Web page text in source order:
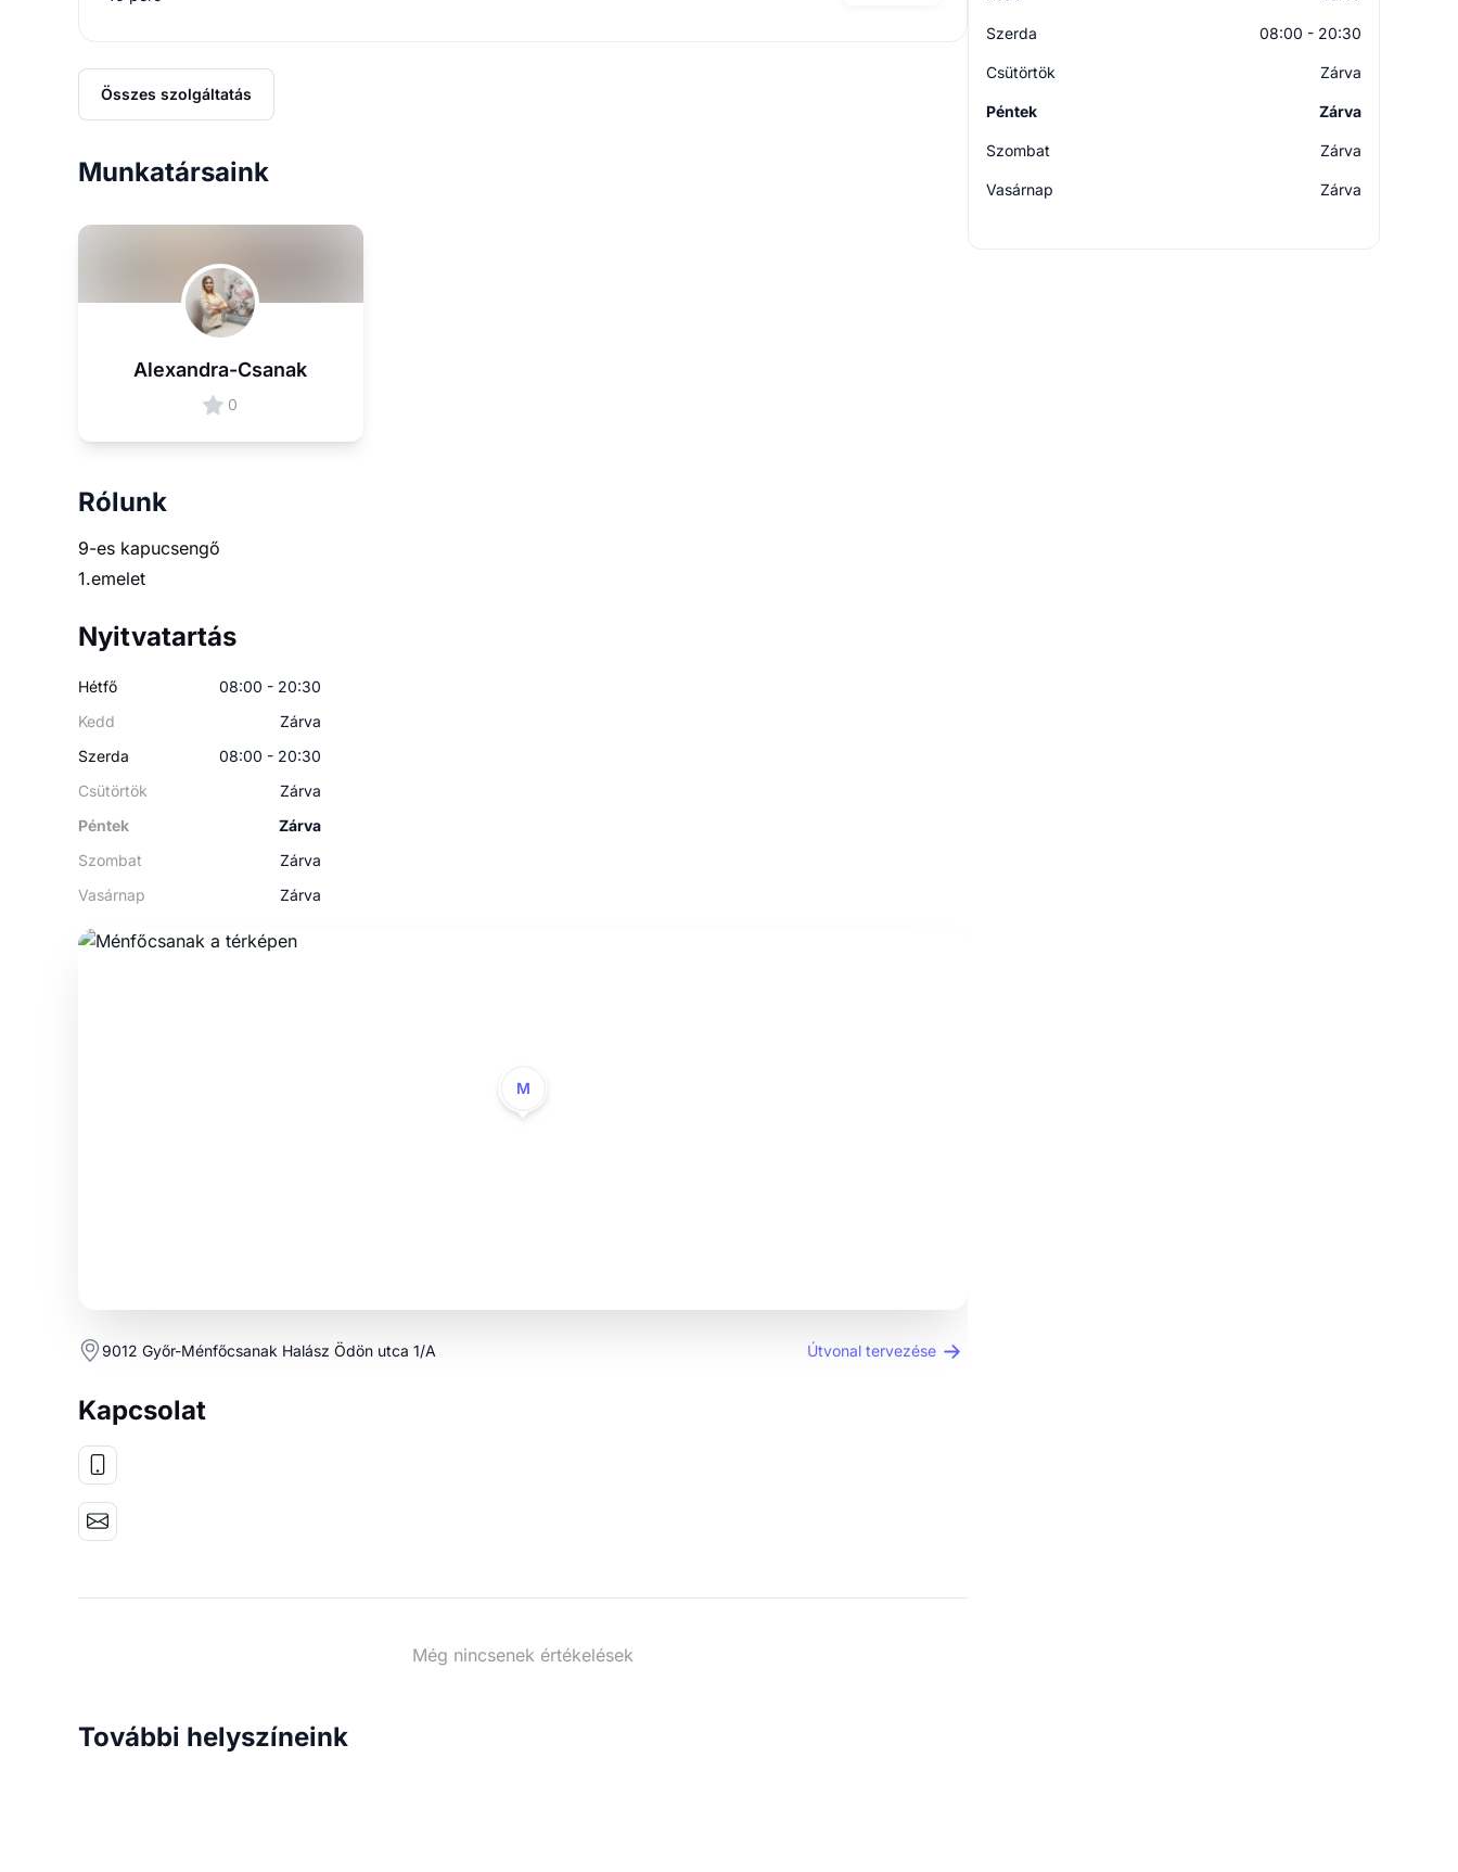
Összes szolgáltatás
Munkatársaink
Alexandra-Csanak
0
Rólunk
9-es kapucsengő
1.emelet
Nyitvatartás
Hétfő
08:00 - 20:30
Kedd
Zárva
Szerda
08:00 - 20:30
Csütörtök
Zárva
Péntek
Zárva
Szombat
Zárva
Vasárnap
Zárva
M
9012 Győr-Ménfőcsanak Halász Ödön utca 1/A Útvonal tervezése
Kapcsolat
Még nincsenek értékelések
Szerda 08:00 - 20:30
Csütörtök Zárva
Péntek Zárva
Szombat Zárva
Vasárnap Zárva
További helyszíneink